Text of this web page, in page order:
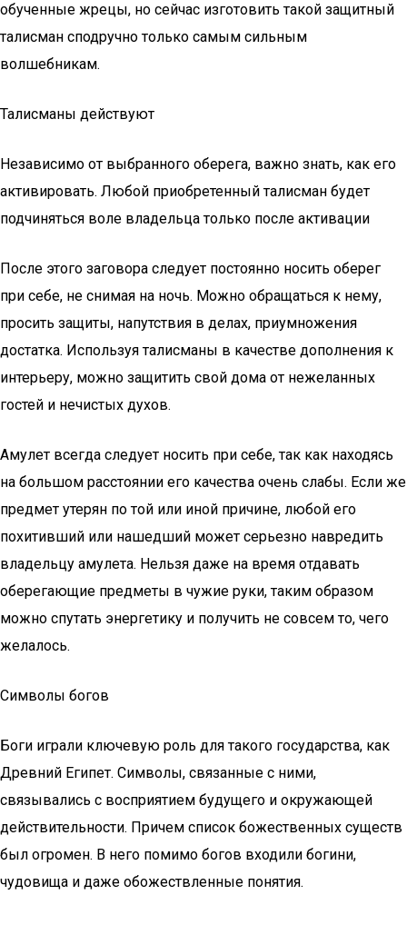
обученные жрецы, но сейчас изготовить такой защитный
талисман сподручно только самым сильным
волшебникам.
Талисманы действуют
Независимо от выбранного оберега, важно знать, как его
активировать. Любой приобретенный талисман будет
подчиняться воле владельца только после активации
После этого заговора следует постоянно носить оберег
при себе, не снимая на ночь. Можно обращаться к нему,
просить защиты, напутствия в делах, приумножения
достатка. Используя талисманы в качестве дополнения к
интерьеру, можно защитить свой дома от нежеланных
гостей и нечистых духов.
Амулет всегда следует носить при себе, так как находясь
на большом расстоянии его качества очень слабы. Если же
предмет утерян по той или иной причине, любой его
похитивший или нашедший может серьезно навредить
владельцу амулета. Нельзя даже на время отдавать
оберегающие предметы в чужие руки, таким образом
можно спутать энергетику и получить не совсем то, чего
желалось.
Символы богов
Боги играли ключевую роль для такого государства, как
Древний Египет. Символы, связанные с ними,
связывались с восприятием будущего и окружающей
действительности. Причем список божественных существ
был огромен. В него помимо богов входили богини,
чудовища и даже обожествленные понятия.